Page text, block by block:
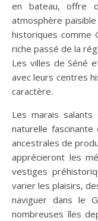
en bateau, offre
atmosphère
historiques comme
riche passé de la
Les villes de Séné
avec leurs centres
caractère.
Les marais
naturelle fascinante
ancestrales de
apprécieront les
vestiges
varier les plaisirs,
naviguer dans le
nombreuses îles